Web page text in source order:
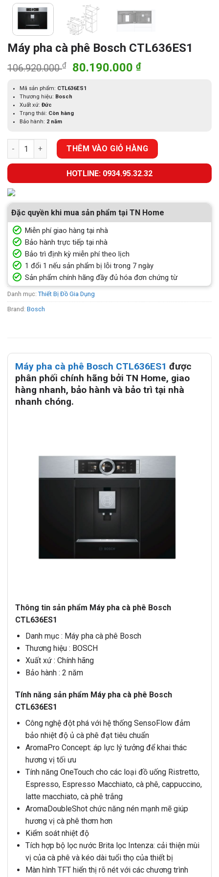
Máy pha cà phê Bosch CTL636ES1
106.920.000₫
Giá
là:
80.190.000 ₫Giá
Mã sản phẩm: CTL636ES1
Thương hiệu: Bosch
Xuất xứ: Đức
Trạng thái: Còn hàng
Bảo hành: 2 năm
Máy pha cà phê Bosch CTL636ES1 số lượng
THÊM VÀO GIỎ HÀNG
HOTLINE: 0934.95.32.32
Đặc quyền khi mua sản phẩm tại TN Home
Miễn phí giao hàng tại nhà
Bảo hành trực tiếp tại nhà
Bảo trì định kỳ miễn phí theo lịch
1 đổi 1 nếu sản phẩm bị lỗi trong 7 ngày
Sản phẩm chính hãng đầy đủ hóa đơn chứng từ
Danh mục: Thiết Bị Đồ Gia Dụng
Brand: Bosch
Máy pha cà phê Bosch CTL636ES1 được
phân phối chính hãng bởi TN Home, giao
hàng nhanh, bảo hành và bảo trì tại nhà
nhanh chóng.
Thông tin sản phẩm Máy pha cà phê Bosch
CTL636ES1
Danh mục : Máy pha cà phê Bosch
Thương hiệu : BOSCH
Xuất xứ : Chính hãng
Bảo hành : 2 năm
Tính năng sản phẩm Máy pha cà phê Bosch
CTL636ES1
Công nghệ đột phá với hệ thống SensoFlow đảm
bảo nhiệt độ ủ cà phê đạt tiêu chuẩn
AromaPro Concept: áp lực lý tưởng để khai thác
hương vị tối ưu
Tính năng OneTouch cho các loại đồ uống Ristretto,
Espresso, Espresso Macchiato, cà phê, cappuccino,
latte macchiato, cà phê trắng
AromaDoubleShot chức năng nén mạnh mẽ giúp
hương vị cà phê thơm hơn
Kiểm soát nhiệt độ
Tích hợp bộ lọc nước Brita lọc Intenza: cải thiện mùi
vị của cà phê và kéo dài tuổi thọ của thiết bị
Màn hình TFT hiển thị rõ nét với các chương trình